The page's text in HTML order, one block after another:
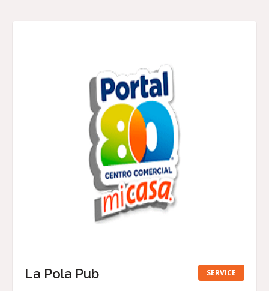
SERVICE
La Pola Pub